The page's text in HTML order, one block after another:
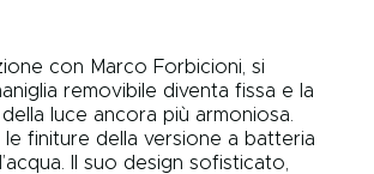
con Marco Forbicioni, si
removibile diventa fissa e la
luce ancora più armoniosa.
finiture della versione a batteria
Il suo design sofisticato,